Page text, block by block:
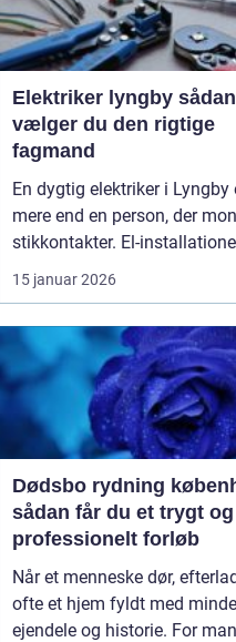
Elektriker lyngby sådan
vælger du den rigtige
fagmand
En dygtig elektriker i Lyngby
mere end en person, der
stikkontakter. El-
15 januar 2026
Dødsbo rydning
sådan får du et trygt og
professionelt forløb
Når et menneske dør,
ofte et hjem fyldt med
ejendele og historie. For